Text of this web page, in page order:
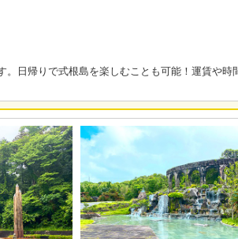
日帰りで式根島を楽しむことも可能！運賃や時